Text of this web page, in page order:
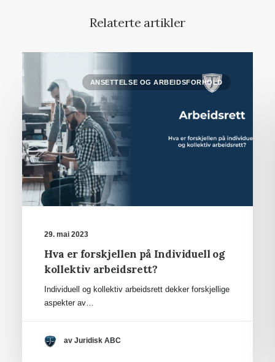
Relaterte artikler
ANSETTELSE OG ARBEIDSFORHOLD
29. mai 2023
Hva er forskjellen på Individuell og
kollektiv arbeidsrett?
Individuell og kollektiv arbeidsrett dekker forskjellige
aspekter av…
av Juridisk ABC